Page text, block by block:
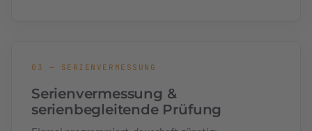
03 — SERIENVERMESSUNG
Serienvermessung &
serienbegleitende Prüfung